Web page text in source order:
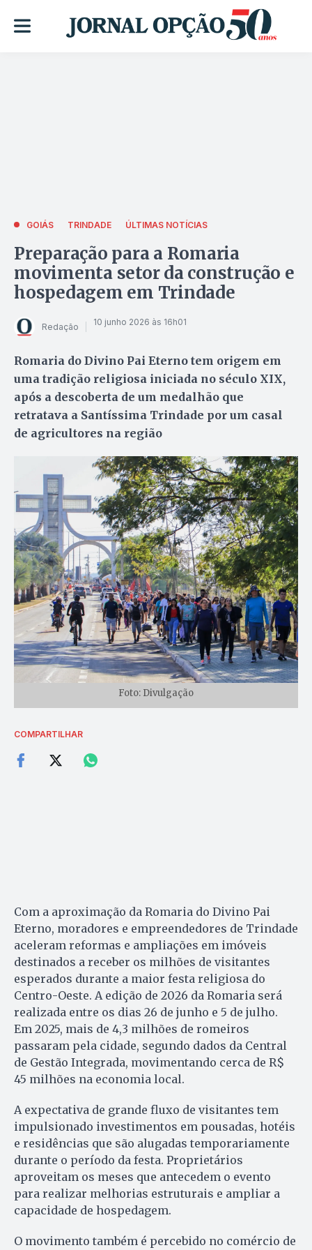
GOIÁS TRINDADE ÚLTIMAS NOTÍCIAS
Preparação para a Romaria
movimenta setor da construção e
hospedagem em Trindade
Redação 10 junho 2026 às 16h01
Romaria do Divino Pai Eterno tem origem em
uma tradição religiosa iniciada no século XIX,
após a descoberta de um medalhão que
retratava a Santíssima Trindade por um casal
de agricultores na região
Foto: Divulgação
COMPARTILHAR
Com a aproximação da Romaria do Divino Pai
Eterno, moradores e empreendedores de Trindade
aceleram reformas e ampliações em imóveis
destinados a receber os milhões de visitantes
esperados durante a maior festa religiosa do
Centro-Oeste. A edição de 2026 da Romaria será
realizada entre os dias 26 de junho e 5 de julho.
Em 2025, mais de 4,3 milhões de romeiros
passaram pela cidade, segundo dados da Central
de Gestão Integrada, movimentando cerca de R$
45 milhões na economia local.
A expectativa de grande fluxo de visitantes tem
impulsionado investimentos em pousadas, hotéis
e residências que são alugadas temporariamente
durante o período da festa. Proprietários
aproveitam os meses que antecedem o evento
para realizar melhorias estruturais e ampliar a
capacidade de hospedagem.
O movimento também é percebido no comércio de